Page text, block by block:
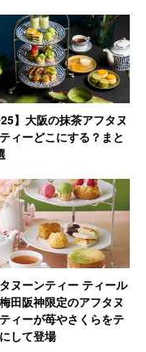
】大阪の抹茶アフタヌ
ィーどこにする？まと
ヌーンティー ティール
田阪神限定のアフタヌ
ィーが苺やさくらをテ
して登場